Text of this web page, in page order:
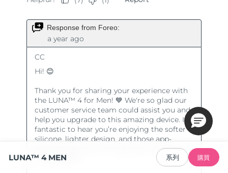
LUNA™ 4 MEN 系列 購買